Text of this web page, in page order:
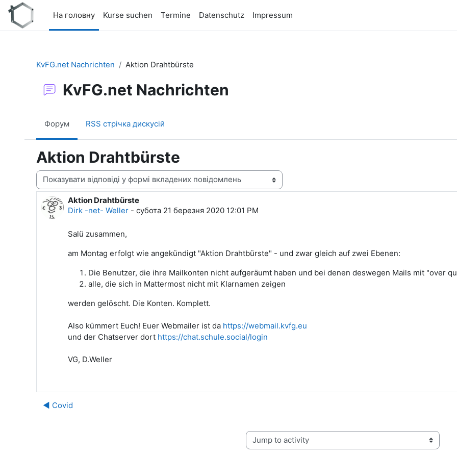
Перейти до головного вмісту
На головну
Kurse suchen Termine Datenschutz Impressum
KvFG.net Nachrichten
Aktion Drahtbürste
KvFG.net Nachrichten
Форум RSS стрічка дискусій
Aktion Drahtbürste
Тип показу
Aktion Drahtbürste
Dirk -net- Weller - субота 21 березня 2020 12:01 PM
Кількість відповідей: 0
Salü zusammen,
am Montag erfolgt wie angekündigt "Aktion Drahtbürste" - und zwar gleich auf zwei Ebenen:
Die Benutzer, die ihre Mailkonten nicht aufgeräumt haben und bei denen deswegen Mails mit "over
alle, die sich in Mattermost nicht mit Klarnamen zeigen
werden gelöscht. Die Konten. Komplett.
Also kümmert Euch! Euer Webmailer ist da https://webmail.kvfg.eu
und der Chatserver dort https://chat.schule.social/login
VG, D.Weller
◀︎ Covid
Jump to activity